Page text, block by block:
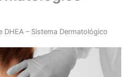
– Sistema Dermatológico